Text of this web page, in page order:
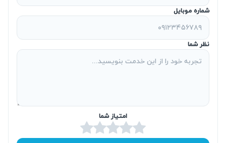
شماره موبایل
نظر شما
امتیاز شما